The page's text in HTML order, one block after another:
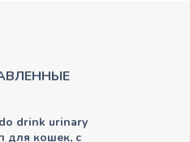
drink urinary
для кошек, с